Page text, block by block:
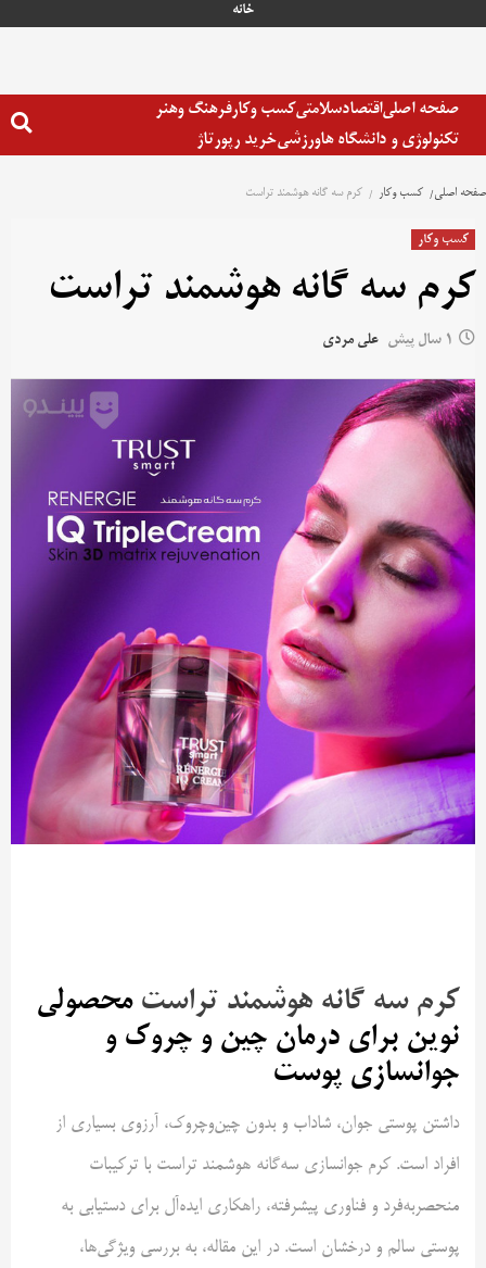
خانه
صفحه اصلیاقتصادسلامتیکسب وکارفرهنگ وهنر
تکنولوژی و دانشگاه هاورزشیخرید رپورتاژ
صفحه اصلی کسب وکار کرم سه گانه هوشمند تراست
کسب وکار
کرم سه گانه هوشمند تراست
1 سال پیش علی مردی
کرم سه گانه هوشمند تراست محصولی
نوین برای درمان چین و چروک و
جوانسازی پوست
داشتن پوستی جوان، شاداب و بدون چین‌وچروک، آرزوی بسیاری از
افراد است. کرم جوانسازی سه‌گانه هوشمند تراست با ترکیبات
منحصربه‌فرد و فناوری پیشرفته، راهکاری ایده‌آل برای دستیابی به
پوستی سالم و درخشان است. در این مقاله، به بررسی ویژگی‌ها،